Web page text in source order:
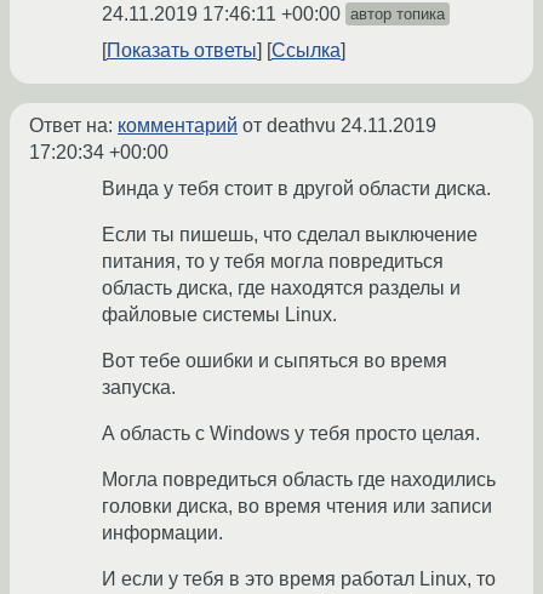
24.11.2019 17:46:11 +00:00 автор топика
Показать ответы Ссылка
Ответ на: комментарий от deathvu 24.11.2019
17:20:34 +00:00
Винда у тебя стоит в другой области диска.
Если ты пишешь, что сделал выключение
питания, то у тебя могла повредиться
область диска, где находятся разделы и
файловые системы Linux.
Вот тебе ошибки и сыпяться во время
запуска.
А область с Windows у тебя просто целая.
Могла повредиться область где находились
головки диска, во время чтения или записи
информации.
И если у тебя в это время работал Linux, то